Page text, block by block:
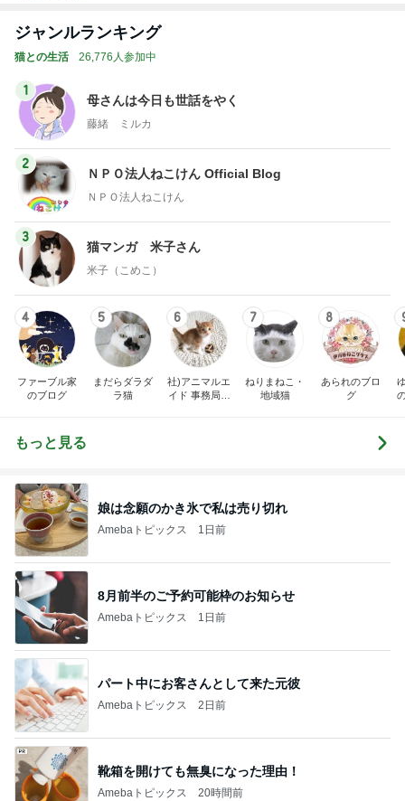
ジャンルランキング
猫との生活 26,776人参加中
1
母さんは今日も世話をやく
藤緒 ミルカ
2
ＮＰＯ法人ねこけん Official Blog
ＮＰＯ法人ねこけん
3
猫マンガ 米子さん
米子（こめこ）
4
ファーブル家
のブログ
5
まだらダラダ
ラ猫
6
社)アニマルエ
イド 事務局＆
7
ねりまねこ・
地域猫
8
あられのブロ
グ
もっと見る
娘は念願のかき氷で私は売り切れ
Amebaトピックス 1日前
8月前半のご予約可能枠のお知らせ
Amebaトピックス 1日前
パート中にお客さんとして来た元彼
Amebaトピックス 2日前
靴箱を開けても無臭になった理由！
Amebaトピックス 20時間前